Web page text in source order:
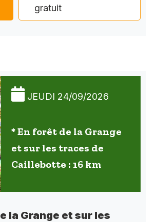
gratuit
JEUDI 24/09/2026
* En forêt de la Grange
et sur les traces de
Caillebotte : 16 km
la Grange et sur les